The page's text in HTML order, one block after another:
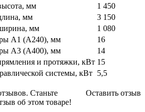
мм
1 450
мм
3 150
мм
1 080
A1 (A240), мм
16
A3 (A400), мм
14
и протяжки, кВт 15
системы, кВт 5,5
Оставить отзыв
Станьте
об этом товаре!